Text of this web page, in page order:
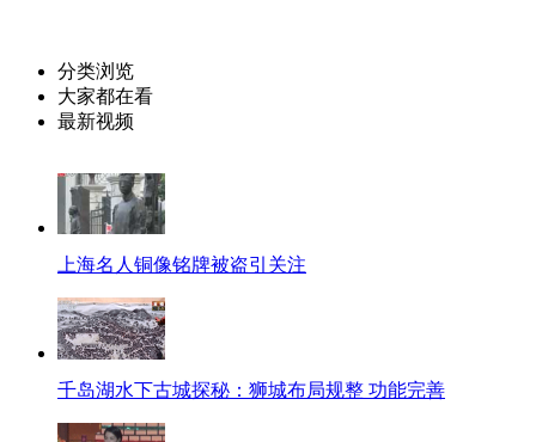
分类浏览
大家都在看
最新视频
上海名人铜像铭牌被盗引关注
千岛湖水下古城探秘：狮城布局规整 功能完善